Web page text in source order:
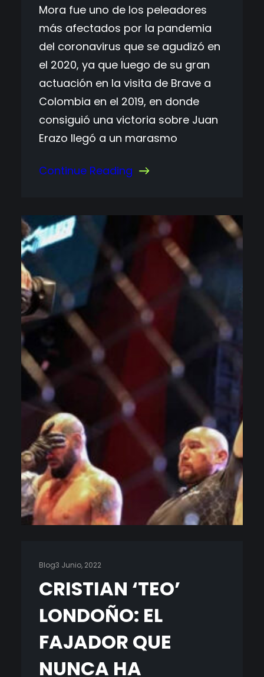
Mora fue uno de los peleadores
más afectados por la pandemia
del coronavirus que se agudizó en
el 2020, ya que luego de su gran
actuación en la visita de Brave a
Colombia en el 2019, en donde
consiguió una victoria sobre Juan
Erazo llegó a un marasmo
Continue Reading
Blog3 Junio, 2022
CRISTIAN ‘TEO’
LONDOÑO: EL
FAJADOR QUE
NUNCA HA